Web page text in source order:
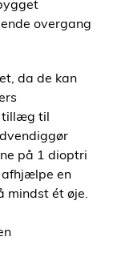
overgang
da de kan
tillæg til
på 1 dioptri
en
mindst ét øje.